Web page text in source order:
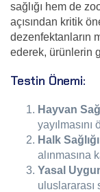
sağlığı hem de
açısından kritik
dezenfektanların
ederek, ürünlerin
Testin Önemi:
Hayvan
yayılmasını
Halk Sağlığı
alınmasına
Yasal
uluslararası